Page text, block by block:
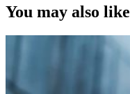
You may also like